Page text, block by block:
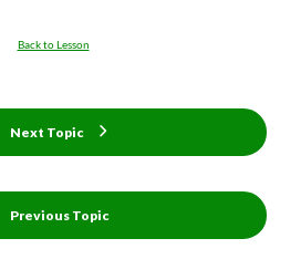
Previous Topic
Back to Lesson
Next Topic